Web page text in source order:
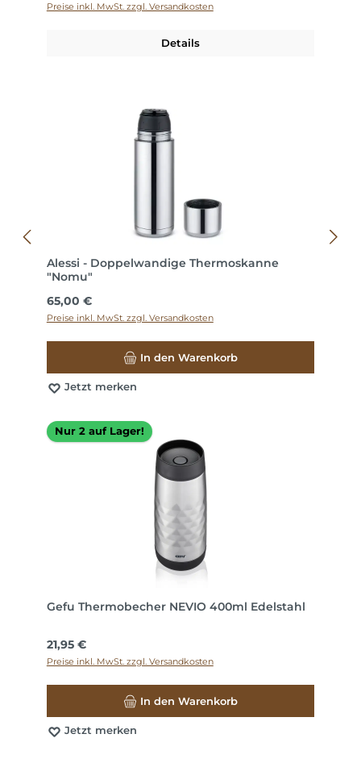
Preise inkl. MwSt. zzgl. Versandkosten
Details
Alessi - Doppelwandige Thermoskanne
"Nomu"
Regulärer Preis:
65,00 €
Preise inkl. MwSt. zzgl. Versandkosten
In den Warenkorb
Jetzt merken
Nur 2 auf Lager!
Gefu Thermobecher NEVIO 400ml Edelstahl
Regulärer Preis:
21,95 €
Preise inkl. MwSt. zzgl. Versandkosten
In den Warenkorb
Jetzt merken